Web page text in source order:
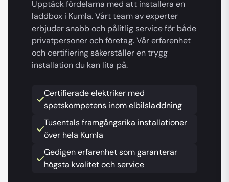
Upptäck fördelarna med att installera en
laddbox i Kumla. Vårt team av experter
erbjuder snabb och pålitlig service för både
privatpersoner och företag. Vår erfarenhet
och certifiering säkerställer en trygg
installation du kan lita på.
Certifierade elektriker med
spetskompetens inom elbilsladdning
Tusentals framgångsrika installationer
över hela Kumla
Gedigen erfarenhet som garanterar
högsta kvalitet och service